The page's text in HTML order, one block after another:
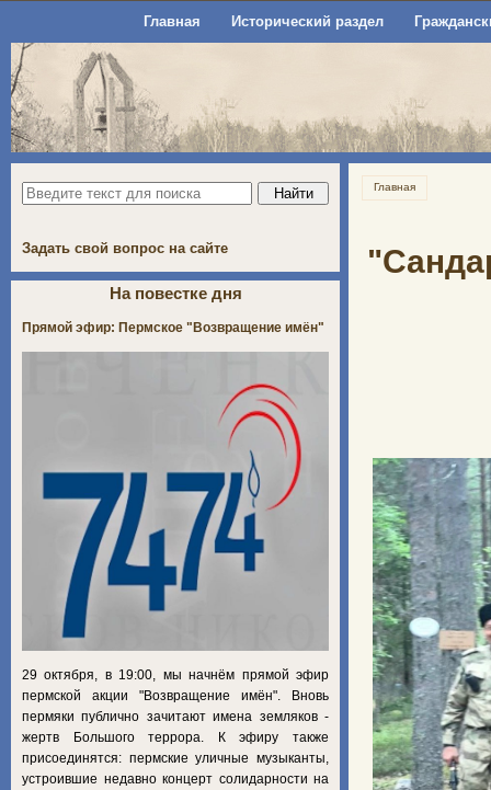
Главная Исторический раздел
Главная
Задать свой вопрос на сайте
На повестке дня
Прямой эфир: Пермское "Возвращение имён"
29 октября, в 19:00, мы начнём прямой эфир
пермской акции "Возвращение имён". Вновь
пермяки публично зачитают имена земляков -
жертв Большого террора. К эфиру также
присоединятся: пермские уличные музыканты,
устроившие недавно концерт солидарности на